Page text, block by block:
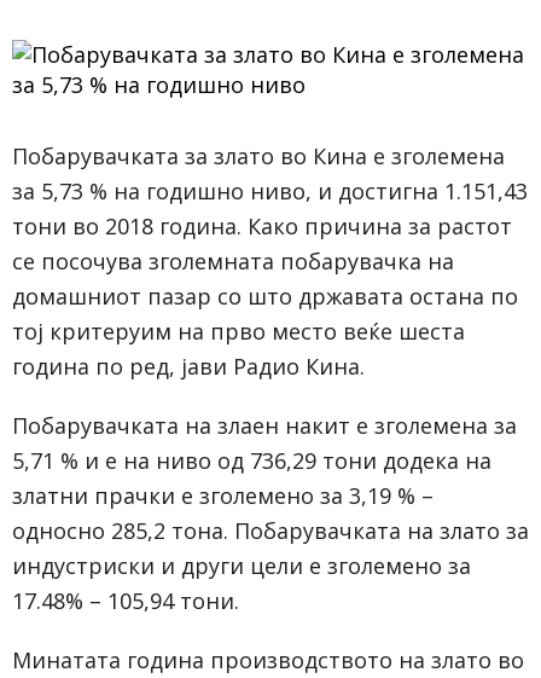
Побарувачката за злато во Кина е зголемена
за 5,73 % на годишно ниво, и достигна 1.151,43
тони во 2018 година. Како причина за растот
се посочува зголемната побарувачка на
домашниот пазар со што државата остана по
тој критеруим на прво место веќе шеста
година по ред, јави Радио Кина.
Побарувачката на злаен накит е зголемена за
5,71 % и е на ниво од 736,29 тони додека на
златни прачки е зголемено за 3,19 % –
односно 285,2 тона. Побарувачката на злато за
индустриски и други цели е зголемено за
17.48% – 105,94 тони.
Минатата година производството на злато во